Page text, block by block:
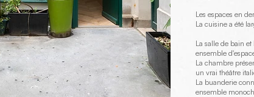
Les espaces en
La cuisine a été
La salle de bain
ensemble
La chambre
un vrai théâtre
La buanderie
ensemble